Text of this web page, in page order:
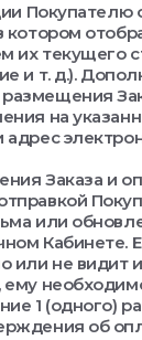
Покупателю
котором
их текущего
и т. д.).
на
Заказа и
или
Кабинете.
или не видит
1 (одного)
об